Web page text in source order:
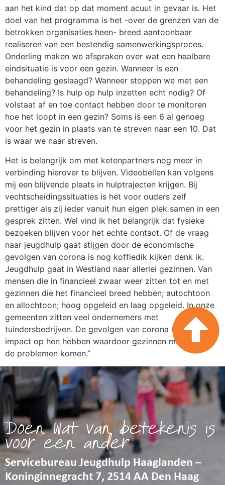
aan het kind dat op dat moment acuut in gevaar is. Het
doel van het programma is het -over de grenzen van de
betrokken organisaties heen- breed aantoonbaar
realiseren van een bestendig samenwerkingsproces.
Onderling maken we afspraken over wat een haalbare
eindsituatie is voor een gezin. Wanneer is een
behandeling geslaagd? Wanneer stoppen we met een
behandeling? Is hulp op hulp inzetten echt nodig? Of
volstaat af en toe contact hebben door te monitoren
hoe het loopt in een gezin? Soms is een 6 al genoeg
voor het gezin in plaats van te streven naar een 10. Dat
is waar we naar streven.
Het is belangrijk om met ketenpartners nog meer in
verbinding hierover te blijven. Videobellen kan volgens
mij een blijvende plaats in hulptrajecten krijgen. Bij
vechtscheidingssituaties is het voor ouders zelf
prettiger als zij ieder vanuit hun eigen plek samen in een
gesprek zitten. Wel vind ik het belangrijk dat fysieke
bezoeken blijven voor het echte contact. Of de vraag
naar jeugdhulp gaat stijgen door de economische
gevolgen van corona is nog koffiedik kijken denk ik.
Jeugdhulp gaat in Westland naar allerlei gezinnen. Van
mensen die in financieel zwaar weer zitten tot en met
gezinnen die het financieel breed hebben; autochtoon
en allochtoon; hoog opgeleid en laag opgeleid. In onze
gemeenten zitten veel ondernemers met
tuindersbedrijven. De gevolgen van corona kunnen
impact op hen hebben waardoor gezinnen mogelijk in
de problemen komen.”
Doen wat van betekenis is
voor een ander
Servicebureau Jeugdhulp Haaglanden –
Koninginnegracht 7, 2514 AA Den Haag